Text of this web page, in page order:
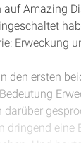
Amazing
Erweckung
den ersten
darüber
dringend eine